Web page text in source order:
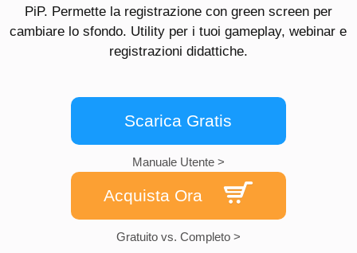
PiP. Permette la registrazione con green screen per
cambiare lo sfondo. Utility per i tuoi gameplay, webinar e
registrazioni didattiche.
Scarica Gratis
Manuale Utente >
Acquista Ora
Gratuito vs. Completo >